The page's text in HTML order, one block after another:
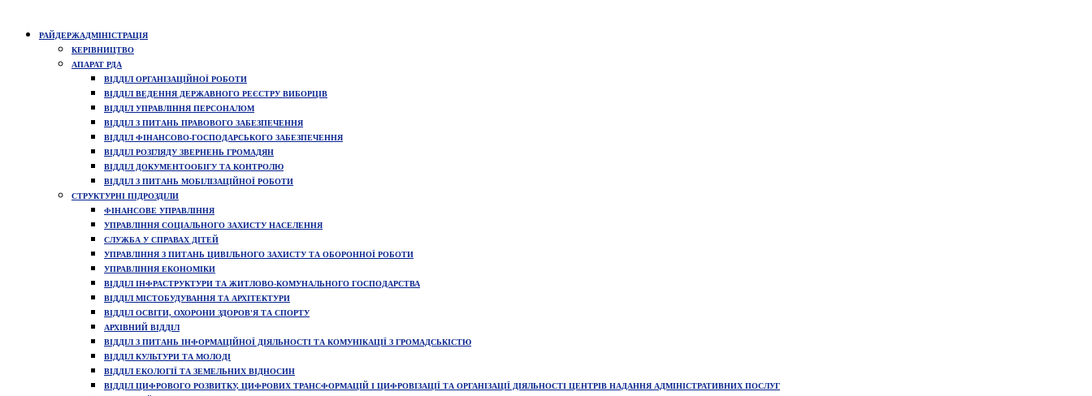
РАЙДЕРЖАДМІНІСТРАЦІЯ
КЕРІВНИЦТВО
АПАРАТ РДА
ВІДДІЛ ОРГАНІЗАЦІЙНОЇ РОБОТИ
ВІДДІЛ ВЕДЕННЯ ДЕРЖАВНОГО РЕЄСТРУ ВИБОРЦІВ
ВІДДІЛ УПРАВЛІННЯ ПЕРСОНАЛОМ
ВІДДІЛ З ПИТАНЬ ПРАВОВОГО ЗАБЕЗПЕЧЕННЯ
ВІДДІЛ ФІНАНСОВО-ГОСПОДАРСЬКОГО ЗАБЕЗПЕЧЕННЯ
ВІДДІЛ РОЗГЛЯДУ ЗВЕРНЕНЬ ГРОМАДЯН
ВІДДІЛ ДОКУМЕНТООБІГУ ТА КОНТРОЛЮ
ВІДДІЛ З ПИТАНЬ МОБІЛІЗАЦІЙНОЇ РОБОТИ
СТРУКТУРНІ ПІДРОЗДІЛИ
ФІНАНСОВЕ УПРАВЛІННЯ
УПРАВЛІННЯ СОЦІАЛЬНОГО ЗАХИСТУ НАСЕЛЕННЯ
СЛУЖБА У СПРАВАХ ДІТЕЙ
УПРАВЛІННЯ З ПИТАНЬ ЦИВІЛЬНОГО ЗАХИСТУ ТА ОБОРОННОЇ РОБОТИ
УПРАВЛІННЯ ЕКОНОМІКИ
ВІДДІЛ ІНФРАСТРУКТУРИ ТА ЖИТЛОВО-КОМУНАЛЬНОГО ГОСПОДАРСТВА
ВІДДІЛ МІСТОБУДУВАННЯ ТА АРХІТЕКТУРИ
ВІДДІЛ ОСВІТИ, ОХОРОНИ ЗДОРОВ'Я ТА СПОРТУ
АРХІВНИЙ ВІДДІЛ
ВІДДІЛ З ПИТАНЬ ІНФОРМАЦІЙНОЇ ДІЯЛЬНОСТІ ТА КОМУНІКАЦІЇ З ГРОМАДСЬКІСТЮ
ВІДДІЛ КУЛЬТУРИ ТА МОЛОДІ
ВІДДІЛ ЕКОЛОГІЇ ТА ЗЕМЕЛЬНИХ ВІДНОСИН
ВІДДІЛ ЦИФРОВОГО РОЗВИТКУ, ЦИФРОВИХ ТРАНСФОРМАЦІЙ І ЦИФРОВІЗАЦІЇ ТА ОРГАНІЗАЦІЇ ДІЯЛЬНОСТІ ЦЕНТРІВ НАДАННЯ АДМІНІСТРАТИВНИХ ПОСЛУГ